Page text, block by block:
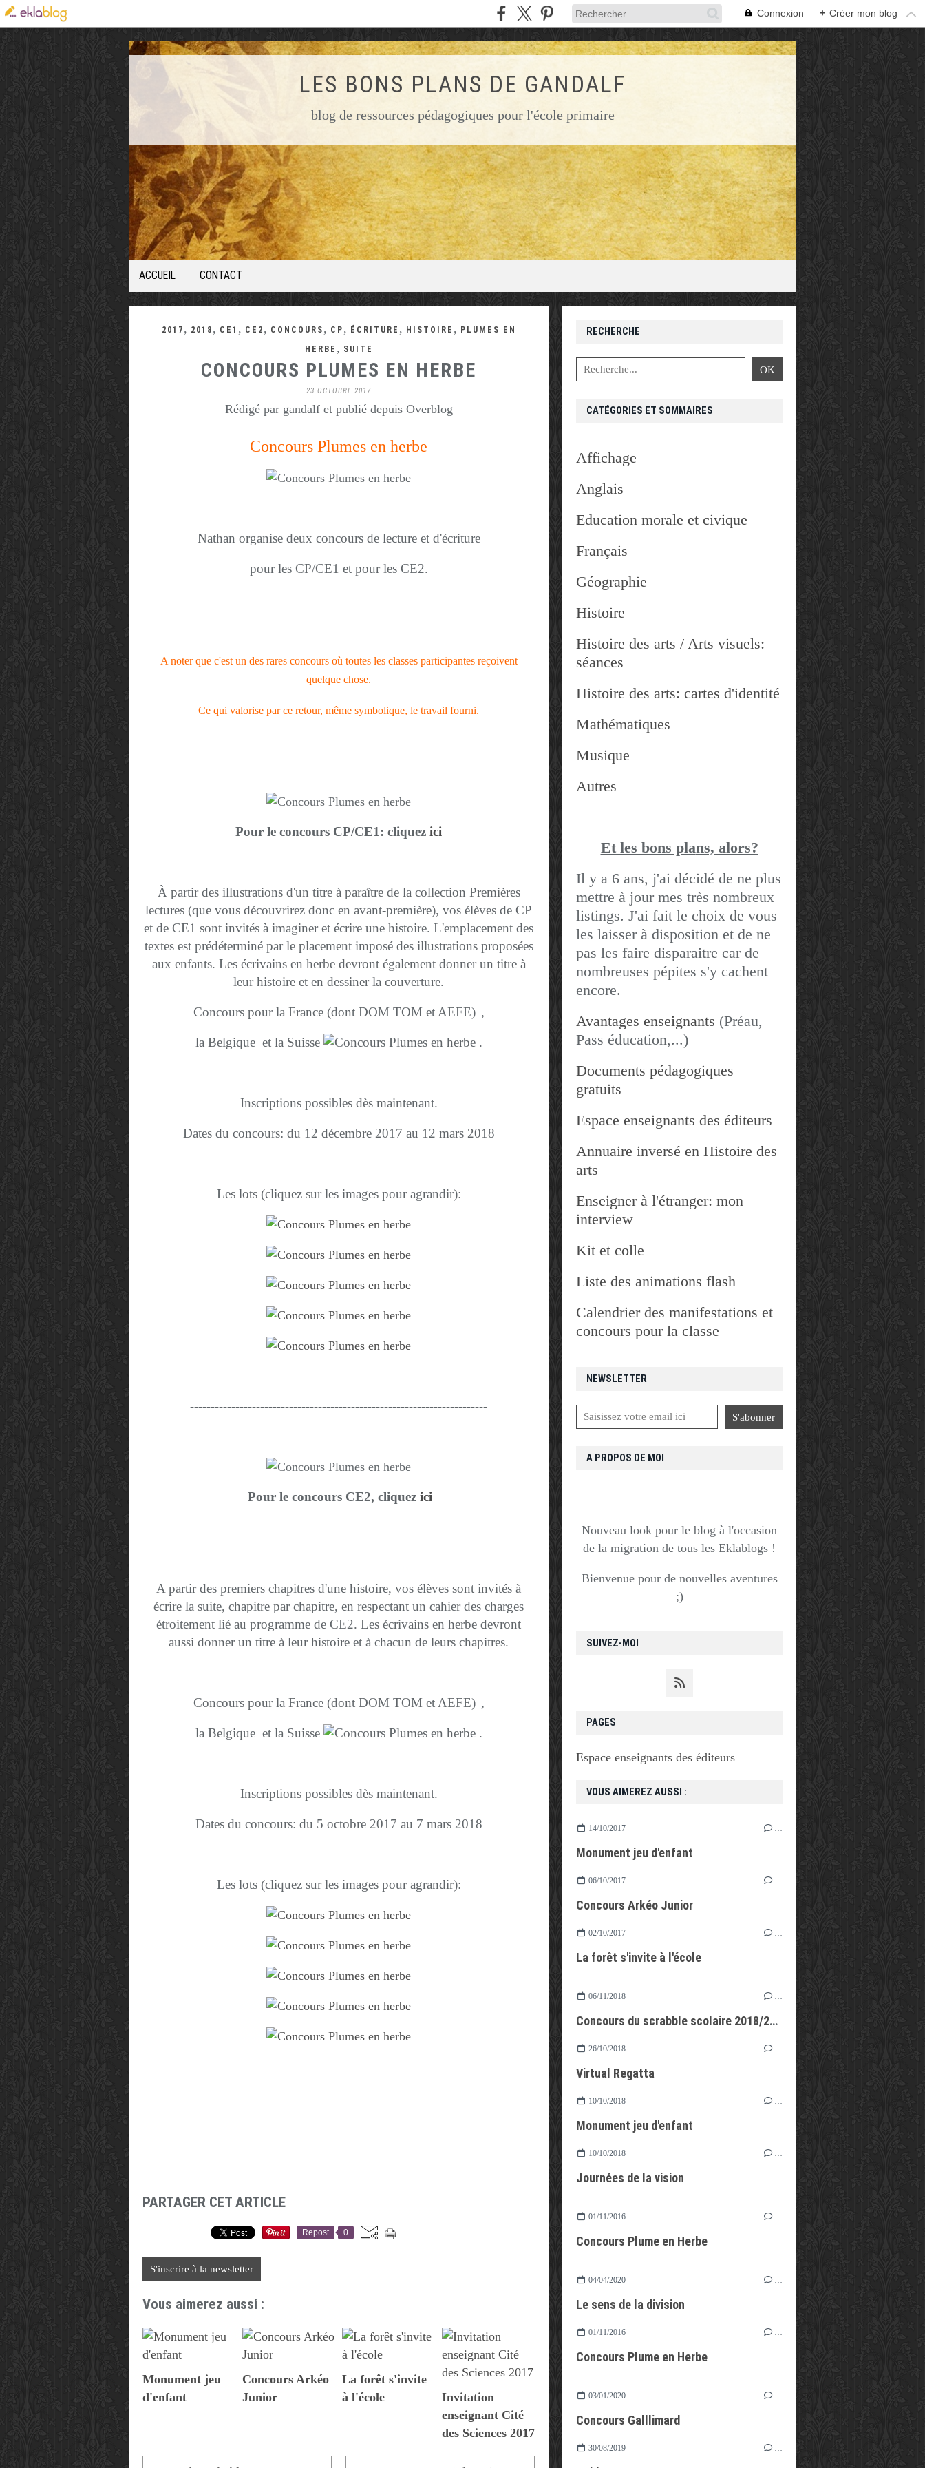
Connexion + Créer mon blog
LES BONS PLANS DE GANDALF
blog de ressources pédagogiques pour l'école primaire
ACCUEIL CONTACT
2017 , 2018 , CE1 , CE2 , CONCOURS , CP , ÉCRITURE , HISTOIRE , PLUMES EN
HERBE , SUITE
CONCOURS PLUMES EN HERBE
23 OCTOBRE 2017
Rédigé par gandalf et publié depuis Overblog
Concours Plumes en herbe
Nathan organise deux concours de lecture et d'écriture
pour les CP/CE1 et pour les CE2.
A noter que c'est un des rares concours où toutes les classes participantes reçoivent
quelque chose.
Ce qui valorise par ce retour, même symbolique, le travail fourni.
Pour le concours CP/CE1: cliquez ici
À partir des illustrations d'un titre à paraître de la collection Premières
lectures (que vous découvrirez donc en avant-première), vos élèves de CP
et de CE1 sont invités à imaginer et écrire une histoire. L'emplacement des
textes est prédéterminé par le placement imposé des illustrations proposées
aux enfants. Les écrivains en herbe devront également donner un titre à
leur histoire et en dessiner la couverture.
Concours pour la France (dont DOM TOM et AEFE) ,
la Belgique et la Suisse .
Inscriptions possibles dès maintenant.
Dates du concours: du 12 décembre 2017 au 12 mars 2018
Les lots (cliquez sur les images pour agrandir):
------------------------------------------------------------------------
Pour le concours CE2, cliquez ici
A partir des premiers chapitres d'une histoire, vos élèves sont invités à
écrire la suite, chapitre par chapitre, en respectant un cahier des charges
étroitement lié au programme de CE2. Les écrivains en herbe devront
aussi donner un titre à leur histoire et à chacun de leurs chapitres.
Concours pour la France (dont DOM TOM et AEFE) ,
la Belgique et la Suisse .
Inscriptions possibles dès maintenant.
Dates du concours: du 5 octobre 2017 au 7 mars 2018
Les lots (cliquez sur les images pour agrandir):
PARTAGER CET ARTICLE
Repost 0
S'inscrire à la newsletter
Vous aimerez aussi :
Monument jeu
d'enfant
Concours Arkéo
Junior
La forêt s'invite
à l'école
Invitation
enseignant Cité
des Sciences 2017
NEWSLETTER
SUIVEZ-MOI
RECHERCHE
VOUS AIMEREZ AUSSI :
14/10/2017
Monument jeu d'enfant
06/10/2017
Concours Arkéo Junior
02/10/2017
La forêt s'invite à l'école
06/11/2018
Concours du scrabble scolaire 2018/2019
26/10/2018
Virtual Regatta
10/10/2018
Monument jeu d'enfant
10/10/2018
Journées de la vision
01/11/2016
Concours Plume en Herbe
04/04/2020
Le sens de la division
01/11/2016
Concours Plume en Herbe
03/01/2020
Concours Galllimard
30/08/2019
PAGES
Espace enseignants des éditeurs
CATÉGORIES ET SOMMAIRES
Affichage
Anglais
Education morale et civique
Français
Géographie
Histoire
Histoire des arts / Arts visuels:
séances
Histoire des arts: cartes d'identité
Mathématiques
Musique
Autres
Et les bons plans, alors?
Il y a 6 ans, j'ai décidé de ne plus
mettre à jour mes très nombreux
listings. J'ai fait le choix de vous
les laisser à disposition et de ne
pas les faire disparaitre car de
nombreuses pépites s'y cachent
encore.
Avantages enseignants (Préau,
Pass éducation,...)
Documents pédagogiques
gratuits
Espace enseignants des éditeurs
Annuaire inversé en Histoire des
arts
Enseigner à l'étranger: mon
interview
Kit et colle
Liste des animations flash
Calendrier des manifestations et
concours pour la classe
A PROPOS DE MOI
Nouveau look pour le blog à l'occasion
de la migration de tous les Eklablogs !
Bienvenue pour de nouvelles aventures
;)